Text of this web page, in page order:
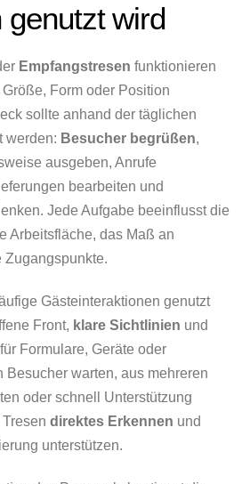
genutzt wird
Empfangstresen funktionieren
Form oder Position
sollte anhand der täglichen
werden: Besucher begrüßen,
ausgeben, Anrufe
bearbeiten und
Jede Aufgabe beeinflusst die
Arbeitsfläche, das Maß an
Zugangspunkte.
Gästeinteraktionen genutzt
Front, klare Sichtlinien und
Formulare, Geräte oder
Besucher warten, aus mehreren
oder schnell Unterstützung
Tresendirektes Erkennen und
unterstützen.